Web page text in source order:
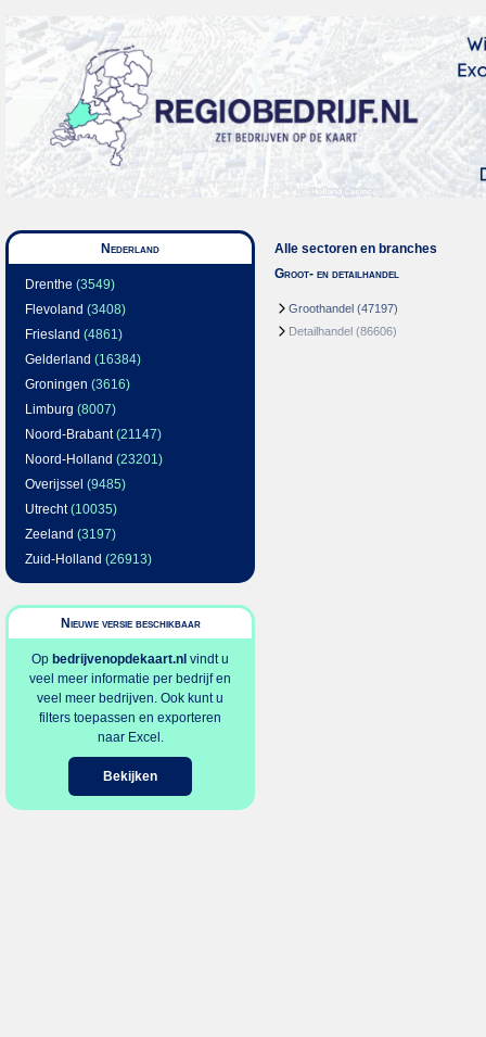
Nederland
Drenthe (3549)
Flevoland (3408)
Friesland (4861)
Gelderland (16384)
Groningen (3616)
Limburg (8007)
Noord-Brabant(21147)
Noord-Holland (23201)
Overijssel (9485)
Utrecht(10035)
Zeeland (3197)
Zuid-Holland (26913)
Nieuwe versie beschikbaar
Op bedrijvenopdekaart.nl vindt u
veel meer informatie per bedrijf en
veel meer bedrijven. Ook kunt u
filters toepassen en exporteren
naar Excel.
Bekijken
Alle sectoren en branches
Groot- en detailhandel
Groothandel (47197)
Detailhandel (86606)